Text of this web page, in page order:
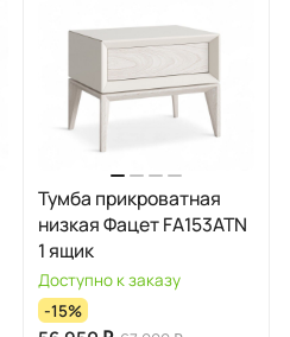
Тумба прикроватная
низкая Фацет FA153ATN
1 ящик
Доступно к заказу
-15%